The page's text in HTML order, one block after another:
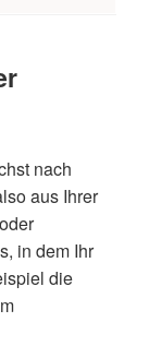
nach
aus Ihrer
in dem Ihr
die